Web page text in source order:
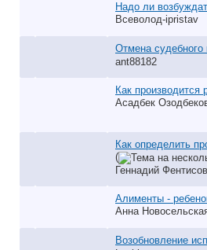
Надо ли
Всеволод-ipristav
Отмена судебного
ant88182
Как производится
Асадбек
Как определить
(
Геннадий Фентисов
Алименты -
Анна
Возобновление